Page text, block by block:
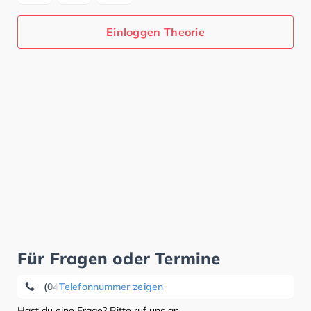
Einloggen Theorie
Für Fragen oder Termine
Telefonnummer zeigen
(040) 43 28 23 70